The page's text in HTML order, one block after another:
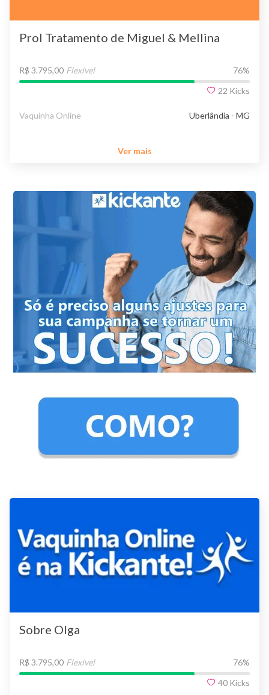
Prol Tratamento de Miguel & Mellina
R$ 3.795,00 Flexível 76%
22 Kicks
Vaquinha Online Uberlândia - MG
Ver mais
Sobre Olga
R$ 3.795,00 Flexível 76%
40 Kicks